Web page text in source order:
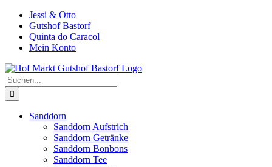
Zum
Inhalt
springen
Jessi & Otto
Gutshof Bastorf
Quinta do Caracol
Mein Konto
Suche
nach:
Sanddorn
Sanddorn Aufstrich
Sanddorn Getränke
Sanddorn Bonbons
Sanddorn Tee